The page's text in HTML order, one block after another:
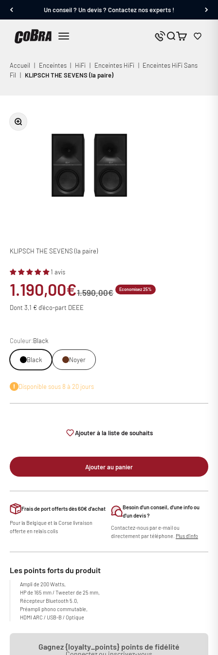
Un conseil ? Un devis ? Contactez nos experts !
Cobra.fr
Nous contacter
Panier
Accueil | Enceintes | HiFi | Enceintes HiFi | Enceintes HiFi Sans
Fil | KLIPSCH THE SEVENS (la paire)
Zoomer sur l'image
KLIPSCH THE SEVENS (la paire)
1 avis
Prix de vente
1.190,00€Prix normal
1.590,00€ Economisez 25%
Dont 3,1 € d'éco-part DEEE
Couleur:Black
Black Noyer
Disponible sous 8 à 20 jours
Ajouter à la liste de souhaits
Ajouter au panier
Frais de port offerts dès 60€ d'achat
Pour la Belgique et la Corse livraison
offerte en relais colis
Besoin d'un conseil, d'une info ou
d'un devis ?
Contactez-nous par e-mail ou
directement par téléphone. Plus d'info
Les points forts du produit
Ampli de 200 Watts,
HP de 165 mm / Tweeter de 25 mm,
Récepteur Bluetooth 5.0,
Préampli phono commutable,
HDMI ARC / USB-B / Optique
Gagnez {loyalty_points} points de fidélité